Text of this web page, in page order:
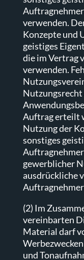
verwenden.
Konzepte und
geistiges
die im Vertrag
verwenden.
Nutzungsrecht
Auftrag erteilt
Nutzung der
sonstiges
gewerblicher
ausdrückliche
(2) Im
vereinbarten
Material darf
und